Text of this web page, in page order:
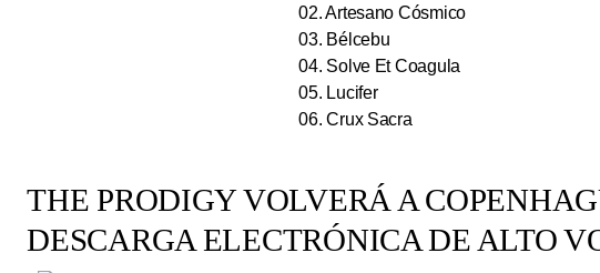
02. Artesano Cósmico
03. Bélcebu
04. Solve Et Coagula
05. Lucifer
06. Crux Sacra
THE PRODIGY VOLVERÁ A
DESCARGA ELECTRÓNICA DE ALTO